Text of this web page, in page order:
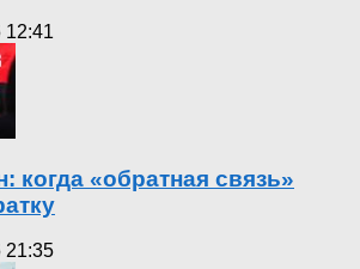
12:41
когда «обратная связь»
21:35